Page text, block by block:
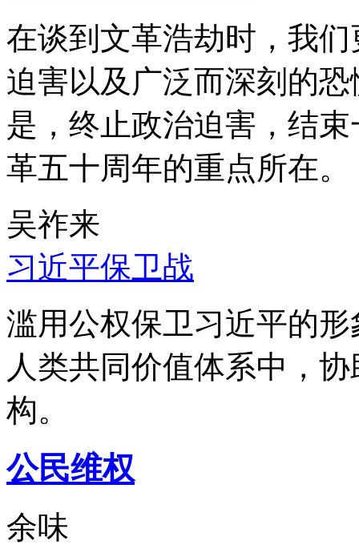
在谈到文革浩劫时，我
迫害以及广泛而深刻的
是，终止政治迫害，结
革五十周年的重点所在。
吴祚来
习近平保卫战
滥用公权保卫习近平的
人类共同价值体系中，
构。
公民维权
余味